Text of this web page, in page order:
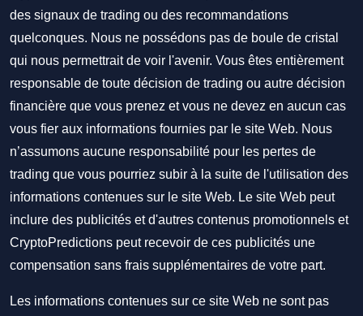
des signaux de trading ou des recommandations
quelconques. Nous ne possédons pas de boule de cristal
qui nous permettrait de voir l'avenir. Vous êtes entièrement
responsable de toute décision de trading ou autre décision
financière que vous prenez et vous ne devez en aucun cas
vous fier aux informations fournies par le site Web. Nous
n’assumons aucune responsabilité pour les pertes de
trading que vous pourriez subir à la suite de l'utilisation des
informations contenues sur le site Web. Le site Web peut
inclure des publicités et d'autres contenus promotionnels et
CryptoPredictions peut recevoir de ces publicités une
compensation sans frais supplémentaires de votre part.
Les informations contenues sur ce site Web ne sont pas